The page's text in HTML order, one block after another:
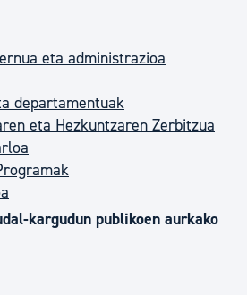
eta administrazioa
departamentuak
eta Hezkuntzaren Zerbitzua
kargudun publikoen aurkako